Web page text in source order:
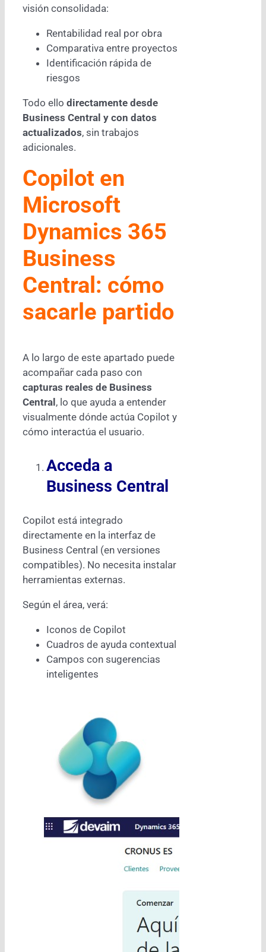
visión consolidada:
Rentabilidad real por obra
Comparativa entre proyectos
Identificación rápida de
riesgos
Todo ello directamente desde
Business Central y con datos
actualizados, sin trabajos
adicionales.
Copilot en
Microsoft
Dynamics 365
Business
Central: cómo
sacarle partido
A lo largo de este apartado puede
acompañar cada paso con
capturas reales de Business
Central, lo que ayuda a entender
visualmente dónde actúa Copilot y
cómo interactúa el usuario.
Acceda a
Business Central
Copilot está integrado
directamente en la interfaz de
Business Central (en versiones
compatibles). No necesita instalar
herramientas externas.
Según el área, verá:
Iconos de Copilot
Cuadros de ayuda contextual
Campos con sugerencias
inteligentes